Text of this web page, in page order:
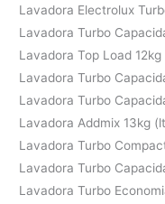
Lavadora Electrolux
Lavadora Turbo
Lavadora Top Load 12kg
Lavadora Turbo
Lavadora Turbo
Lavadora Addmix 13kg
Lavadora Turbo
Lavadora Turbo
Lavadora Turbo